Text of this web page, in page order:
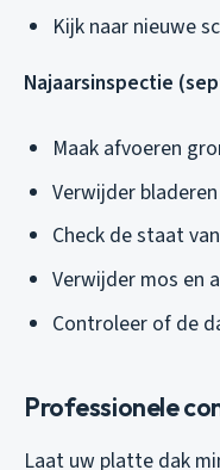
Kijk naar nieuwe
Najaarsinspectie
Maak afvoeren
Verwijder
Check de staat
Verwijder mos en
Controleer of de
Professionele
Laat uw platte dak